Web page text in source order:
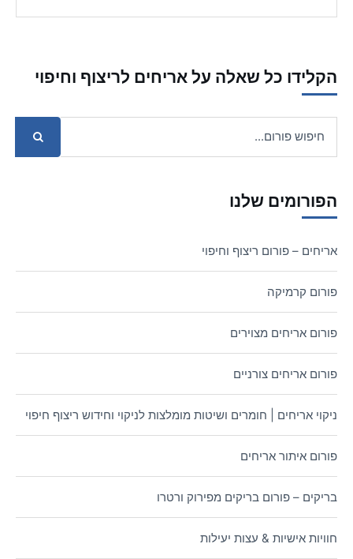
הקלידו כל שאלה על אריחים לריצוף וחיפוי
הפורומים שלנו
אריחים – פורום ריצוף וחיפוי
פורום קרמיקה
פורום אריחים מצוירים
פורום אריחים צורניים
ניקוי אריחים | חומרים ושיטות מומלצות לניקוי וחידוש ריצוף חיפוי
פורום איתור אריחים
בריקים – פורום בריקים מפירוק ורטרו
חוויות אישיות & עצות יעילות